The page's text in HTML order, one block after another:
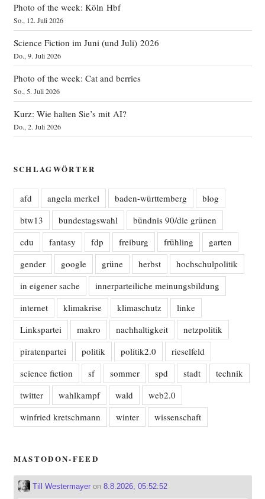
Photo of the week: Köln Hbf
So., 12. Juli 2026
Science Fiction im Juni (und Juli) 2026
Do., 9. Juli 2026
Photo of the week: Cat and berries
So., 5. Juli 2026
Kurz: Wie halten Sie’s mit AI?
Do., 2. Juli 2026
SCHLAGWÖRTER
afd angela merkel baden-württemberg
blog
btw13
bundestagswahl
bündnis 90/die grünen
cdu
fantasy fdp freiburg frühling
garten
gender
google grüne herbst
hochschulpolitik
in eigener sache
innerparteiliche meinungsbildung
internet
klimakrise klimaschutz
linke
Linkspartei
makro nachhaltigkeit
netzpolitik
piratenpartei
politik politik2.0
rieselfeld
science fiction
sf sommer spd stadt
technik
twitter
wahlkampf wald
web2.0
winfried kretschmann
winter wissenschaft
MASTODON-FEED
Till Westermayeron 8.8.2026, 05:52:52